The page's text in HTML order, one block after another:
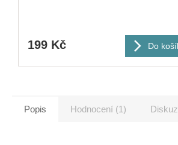
199 Kč Do
Popis Hodnocení (1)